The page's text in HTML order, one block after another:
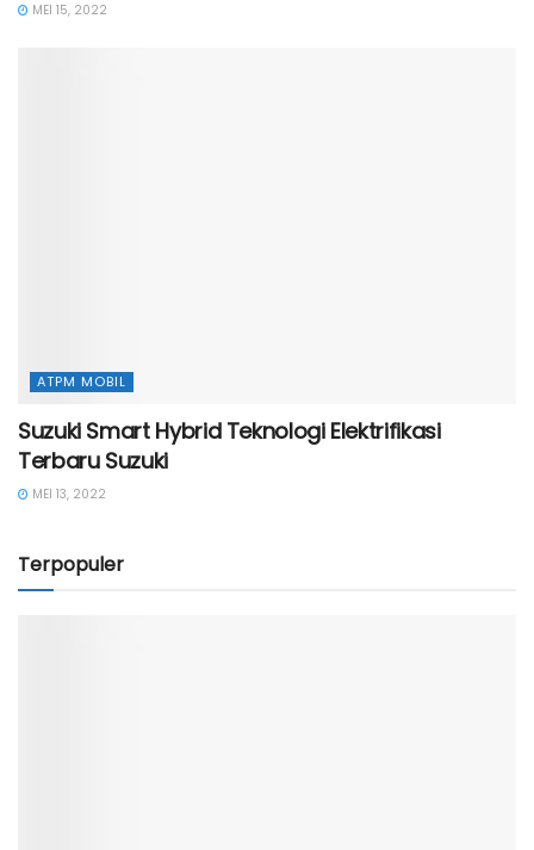
MEI 15, 2022
ATPM MOBIL
Suzuki Smart Hybrid Teknologi Elektrifikasi
Terbaru Suzuki
MEI 13, 2022
Terpopuler